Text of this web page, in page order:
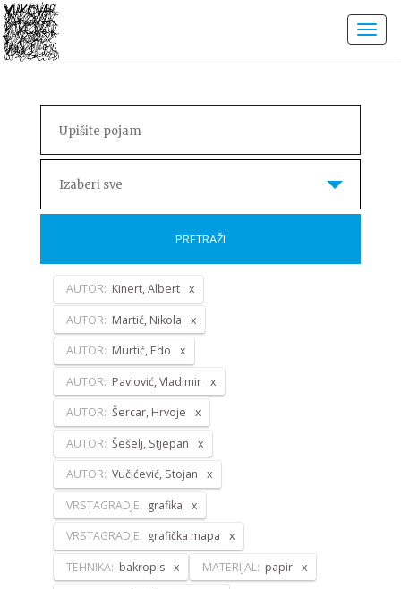
Izaberi sve
PRETRAŽI
AUTOR: Kinert, Albert
AUTOR: Martić, Nikola
AUTOR: Murtić, Edo
AUTOR: Pavlović, Vladimir
AUTOR: Šercar, Hrvoje
AUTOR: Šešelj, Stjepan
AUTOR: Vučićević, Stojan
VRSTAGRADJE: grafika
VRSTAGRADJE: grafička mapa
TEHNIKA: bakropis MATERIJAL: papir